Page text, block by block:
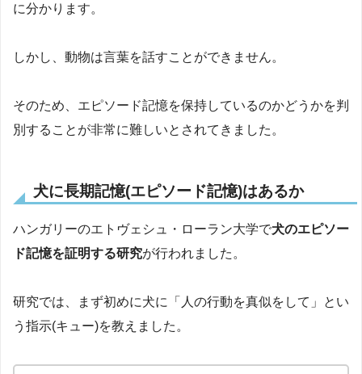
に分かります。
しかし、動物は言葉を話すことができません。
そのため、エピソード記憶を保持しているのかどうかを判
別することが非常に難しいとされてきました。
犬に長期記憶(エピソード記憶)はあるか
ハンガリーのエトヴェシュ・ローラン大学で犬のエピソー
ド記憶を証明する研究が行われました。
研究では、まず初めに犬に「人の行動を真似をして」とい
う指示(キュー)を教えました。